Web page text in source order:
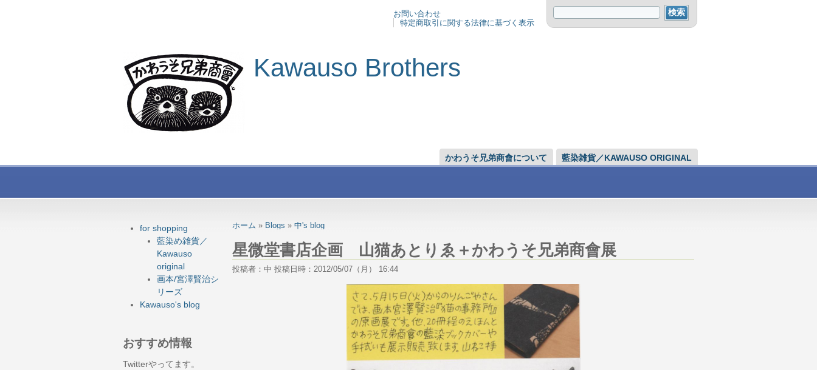
お問い合わせ
特定商取引に関する法律に基づく表示
Kawauso Brothers
かわうそ兄弟商會について 藍染雑貨／KAWAUSO ORIGINAL
for shopping
藍染め雑貨／
Kawauso
original
画本/宮澤賢治シ
リーズ
Kawauso's blog
おすすめ情報
Twitterやってます。
ホーム » Blogs » 中's blog
星微堂書店企画 山猫あとりゑ＋かわうそ兄弟商會展
投稿者：中 投稿日時：2012/05/07（月） 16:44